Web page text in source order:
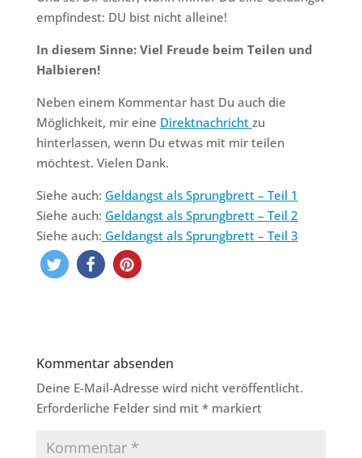
empfindest: DU bist nicht alleine!
In diesem Sinne: Viel Freude beim Teilen und
Halbieren!
Neben einem Kommentar hast Du auch die
Möglichkeit, mir eine Direktnachricht zu
hinterlassen, wenn Du etwas mit mir teilen
möchtest. Vielen Dank.
Siehe auch: Geldangst als Sprungbrett – Teil 1
Siehe auch: Geldangst als Sprungbrett – Teil 2
Siehe auch: Geldangst als Sprungbrett – Teil 3
Kommentar absenden
Deine E-Mail-Adresse wird nicht veröffentlicht.
Erforderliche Felder sind mit *markiert